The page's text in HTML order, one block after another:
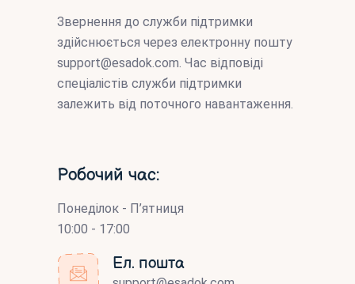
Звернення до служби підтримки
здійснюється через електронну пошту
support@esadok.com . Час відповіді
спеціалістів служби підтримки
залежить від поточного навантаження.
Робочий час:
Понеділок - П’ятниця
10:00 - 17:00
Ел. пошта